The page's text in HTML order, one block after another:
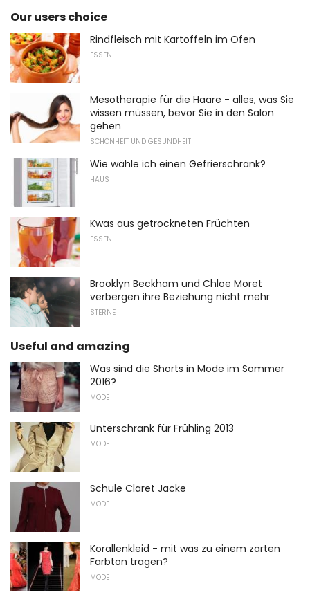
Our users choice
Rindfleisch mit Kartoffeln im Ofen
ESSEN
Mesotherapie für die Haare - alles, was Sie
wissen müssen, bevor Sie in den Salon
gehen
SCHÖNHEIT UND GESUNDHEIT
Wie wähle ich einen Gefrierschrank?
HAUS
Kwas aus getrockneten Früchten
ESSEN
Brooklyn Beckham und Chloe Moret
verbergen ihre Beziehung nicht mehr
STERNE
Useful and amazing
Was sind die Shorts in Mode im Sommer
2016?
MODE
Unterschrank für Frühling 2013
MODE
Schule Claret Jacke
MODE
Korallenkleid - mit was zu einem zarten
Farbton tragen?
MODE